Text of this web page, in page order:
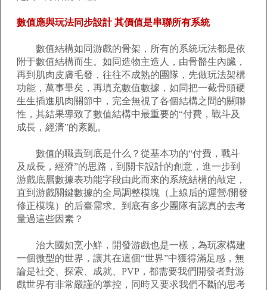
數值應與玩法同步設計 其價值是串聯所有系統
數值結構如同游戲的骨架，所有的系統玩法都是依
附于數值結構而生。如同造物主造人，由骨骼生內臟，
再到肌肉皮膚毛發，往往不成熟的團隊，先做玩法架構
功能，萬事畢矣，再填充數值數據，如同把一截骨頭硬
生生插進肌肉關節中，完全無視了各個結構之間的關聯
性，其結果導致了數值結構中最重要的“付費，戰斗及
成長，經濟”的紊亂。
數值的職責到底是什么？從基本功的“付費，戰斗
及成長，經濟”的思路，到關卡設計的創意，進一步到
游戲底層數據表功能字段由此而來的系統結構的敲定，
直到游戲關鍵數據的全局調整模塊（上線后的運營/開發
修正模塊）的后臺需求。到底有多少團隊有認真的去考
量過這些因素？
治大國如烹小鮮，開發游戲也是一樣，為玩家構建
一個微型的世界，讓其在這個“世界”中獲得滿足感，無
論是社交、探索、成就、PVP，都需要我們開發者對游
戲世界有非常嚴謹的掌控，同時又要求我們不斷的思考